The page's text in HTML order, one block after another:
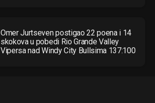
Omer Jurtseven postigao 22 poena i 14
skokova u pobedi Rio Grande Valley
Vipersa nad Windy City Bullsima 137:100